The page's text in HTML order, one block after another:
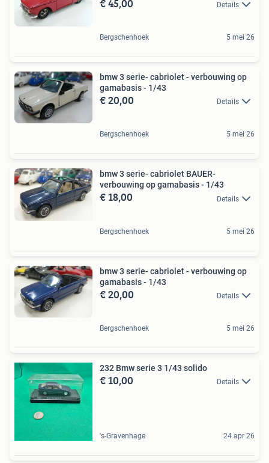
Details
Bergschenhoek 5 mei 26
bmw 3 serie- cabriolet - verbouwing op
gamabasis - 1/43
€ 20,00 Details
Bergschenhoek 5 mei 26
bmw 3 serie- cabriolet BAUER-
verbouwing op gamabasis - 1/43
€ 18,00 Details
Bergschenhoek 5 mei 26
bmw 3 serie- cabriolet - verbouwing op
gamabasis - 1/43
€ 20,00 Details
Bergschenhoek 5 mei 26
232 Bmw serie 3 1/43 solido
€ 10,00 Details
's-Gravenhage 24 apr 26